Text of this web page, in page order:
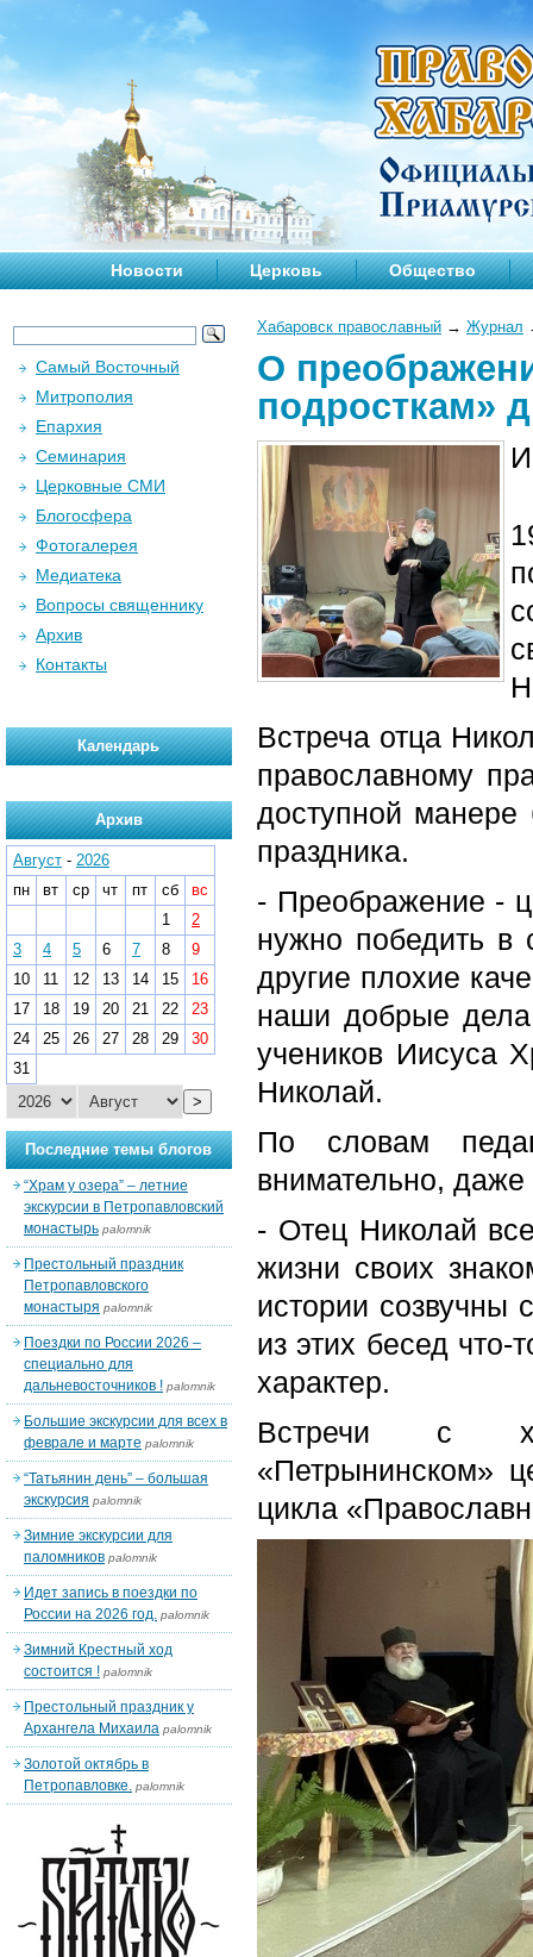
Новости Церковь Общество
Хабаровск православный → Журнал
О
подросткам»
Встреча отца
православному
доступной манере
праздника.
- Преображение -
нужно победить в
другие плохие
наши добрые дела
учеников Иисуса
Николай.
По словам
внимательно,
- Отец Николай
жизни своих
истории созвучны
из этих бесед
характер.
Встречи с
«Петрынинском»
цикла
Самый Восточный
Митрополия
Епархия
Семинария
Церковные СМИ
Блогосфера
Фотогалерея
Медиатека
Вопросы священнику
Архив
Контакты
Календарь
Архив
Август - 2026
пн
вт ср чт пт сб
вс
1
2
3
4 5 6 7 8
9
10
11 12 13 14 15
16
17
18 19 20 21 22
23
24
25 26 27 28 29
30
31
>
Последние темы блогов
“Храм у озера” – летние
экскурсии в Петропавловский
монастырь palomnik
Престольный праздник
Петропавловского
монастыря palomnik
Поездки по России 2026 –
специально для
дальневосточников ! palomnik
Большие экскурсии для всех в
феврале и марте palomnik
“Татьянин день” – большая
экскурсия palomnik
Зимние экскурсии для
паломников palomnik
Идет запись в поездки по
России на 2026 год. palomnik
Зимний Крестный ход
состоится ! palomnik
Престольный праздник у
Архангела Михаила palomnik
Золотой октябрь в
Петропавловке. palomnik